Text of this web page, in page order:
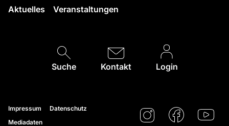
Aktuelles Veranstaltungen
Suche Kontakt Login
Impressum
Datenschutz
Mediadaten